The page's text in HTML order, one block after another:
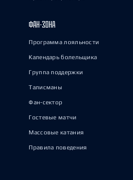
ФАН-ЗОНА
Программа лояльности
Календарь болельщика
Группа поддержки
Талисманы
Фан-сектор
Гостевые матчи
Массовые катания
Правила поведения